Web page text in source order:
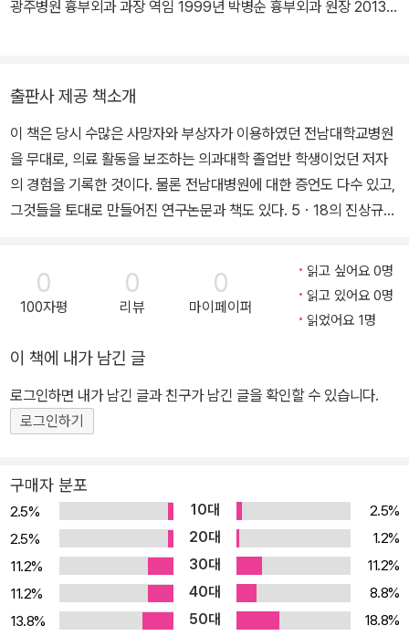
그래서 정부는 1980년 5월이 되자 그동안 정치활동이 금지되었던
로 사회 전반 특히 정치분야도 활발한 그야말로 봄 분위기라고 말할
1980년 5월 10일 ‘육군본부 정보참모부’는 중앙정보부의 첩보내용
을 분석한 결과 북괴의 남침 가능성이 없다고 밝혔다.
최근 기밀이 해제된 1급비밀문건에는 1980년 5월 9일 열린 미국 국
가안전보장회의에서 미 중앙정보국(CIA)이 “북한은 한국의 정치 불
따라서 정부는 1980년 5월 20일 임시국무회의를 열어 비상계엄의
해제를 결의하기로 했다.
로 확대하려는 계획을 비밀리에 진행하고 있었다.
제주도가 제외된 지역 계엄이기 때문에 계엄사령관은 국방부장관의
지휘를 받는, 대한민국에서 랭킹 제3인자인 셈이다. 따라서 비상계엄
그러나 비상계엄을 전국으로 확대하려면 북한의 어떤 동향이 있든지
아니면 전국 어디선가 폭동에 가까운 소요사태가 있어야 했다.
의미심장한 이야기가 있다.
17일 오후 6시경 보안사에서 회의를 마치고 광주로 돌아온 505 보
안부대 대공과장 서의남 중령은 수사관들에게 “김대중 때문에 광주
광주병원 흉부외과 과장 역임 1999년 박병순 흉부외과 원장 2013년
출판사 제공 책소개
이 책은 당시 수많은 사망자와 부상자가 이용하였던 전남대학교병원
을 무대로, 의료 활동을 보조하는 의과대학 졸업반 학생이었던 저자
의 경험을 기록한 것이다. 물론 전남대병원에 대한 증언도 다수 있고,
그것들을 토대로 만들어진 연구논문과 책도 있다. 5ㆍ18의 진상규명
수준에서 만들어졌다는 한계를 갖고 있다. 5ㆍ18 진상규명 및 연구
는 공적이고 제도적인 수준도 중요하지만, 일상적인 수준의 경험이
갖는 중요성 역시 강조되어야 한다. 이런 점에서 이 책은 단순히 의료
병원 안에서 하루하루 어떻게 생활하고, 어떻게 환자들을 대했는지
알 수 있는 자료이기 때문이다. 이 책은 그의 시선에서, 혹은 그의 경
험에서 알 수 있는 병원의 상황을 꼼꼼하게, 그리고 자신의 감정을 곁
들여서 기록하고 있다. 이러한 기록은 일상사의 수준에서 5ㆍ18을
신의 방식으로 경험한 수많은 사람들이 그 경험을 표출할 수 있는 계
기가 될 수 있기를 바란다.
0
100자평
0
리뷰
0
마이페이퍼
읽고 싶어요 0명
읽고 있어요 0명
읽었어요 1명
이 책에 내가 남긴 글
로그인하면 내가 남긴 글과 친구가 남긴 글을 확인할 수 있습니다.
로그인하기
구매자 분포
2.5% 10대
2.5%
2.5%
20대
1.2%
11.2%
30대
11.2%
11.2%
40대
8.8%
13.8%
50대
18.8%